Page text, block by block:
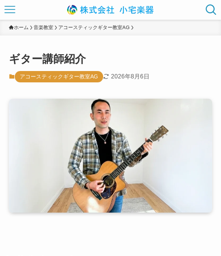
ホーム 音楽教室 アコースティックギター教室AG
ギター講師紹介
アコースティックギター教室AG 2026年8月6日